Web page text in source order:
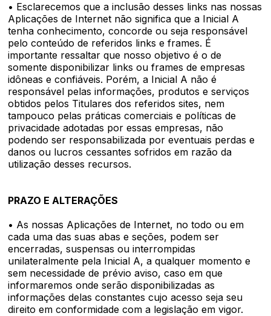
• Esclarecemos que a inclusão desses links nas nossas
Aplicações de Internet não significa que a Inicial A
tenha conhecimento, concorde ou seja responsável
pelo conteúdo de referidos links e frames. É
importante ressaltar que nosso objetivo é o de
somente disponibilizar links ou frames de empresas
idôneas e confiáveis. Porém, a Inicial A não é
responsável pelas informações, produtos e serviços
obtidos pelos Titulares dos referidos sites, nem
tampouco pelas práticas comerciais e políticas de
privacidade adotadas por essas empresas, não
podendo ser responsabilizada por eventuais perdas e
danos ou lucros cessantes sofridos em razão da
utilização desses recursos.
PRAZO E ALTERAÇÕES
• As nossas Aplicações de Internet, no todo ou em
cada uma das suas abas e seções, podem ser
encerradas, suspensas ou interrompidas
unilateralmente pela Inicial A, a qualquer momento e
sem necessidade de prévio aviso, caso em que
informaremos onde serão disponibilizadas as
informações delas constantes cujo acesso seja seu
direito em conformidade com a legislação em vigor.